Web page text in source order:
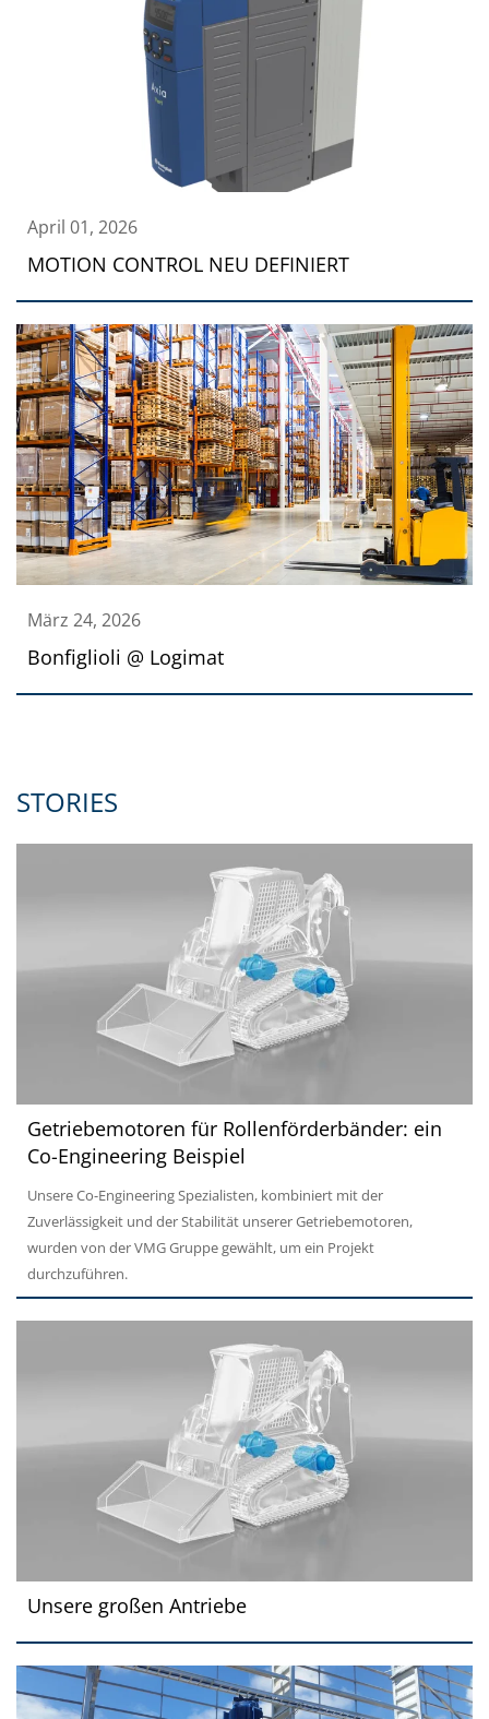
April 01, 2026
MOTION CONTROL NEU DEFINIERT
März 24, 2026
Bonfiglioli @ Logimat
STORIES
Getriebemotoren für Rollenförderbänder: ein
Co-Engineering Beispiel
Unsere Co-Engineering Spezialisten, kombiniert mit der
Zuverlässigkeit und der Stabilität unserer Getriebemotoren,
wurden von der VMG Gruppe gewählt, um ein Projekt
durchzuführen.
Unsere großen Antriebe